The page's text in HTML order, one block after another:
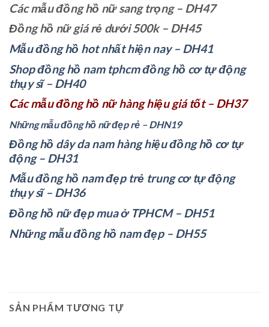
Các mẫu đồng hồ nữ sang trọng – DH47
Đồng hồ nữ giá rẻ dưới 500k – DH45
Mẫu đồng hồ hot nhất hiện nay – DH41
Shop đồng hồ nam tphcm đồng hồ cơ tự động
thụy sĩ – DH40
Các mẫu đồng hồ nữ hàng hiệu giá tốt – DH37
Những mẫu đồng hồ nữ đẹp rẻ – DHN19
Đồng hồ dây da nam hàng hiệu đồng hồ cơ tự
động – DH31
Mẫu đồng hồ nam đẹp trẻ trung cơ tự động
thụy sĩ – DH36
Đồng hồ nữ đẹp mua ở TPHCM – DH51
Những mẫu đồng hồ nam đẹp – DH55
SẢN PHẨM TƯƠNG TỰ